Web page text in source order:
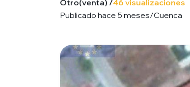
Otro(venta) /46 visualizaciones
Publicado hace 5 meses/Cuenca